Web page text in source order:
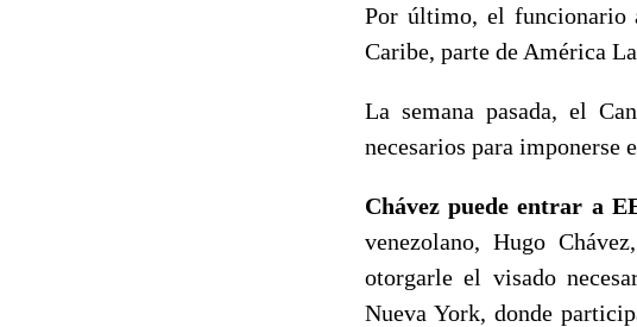
Por último, el funcionario
Caribe, parte de América
La semana pasada, el
necesarios para imponerse
Chávez puede entrar a
venezolano, Hugo
otorgarle el visado
Nueva York, donde